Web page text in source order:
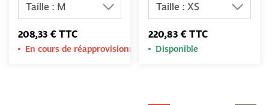
208,33 € TTC
En cours de réapprovisionnement
220,83 € TTC
Disponible